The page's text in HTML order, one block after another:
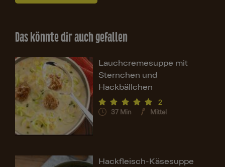
Das könnte dir auch gefallen
Lauchcremesuppe mit
Sternchen und
Hackbällchen
2
37 Min Mittel
Hackfleisch-Käsesuppe